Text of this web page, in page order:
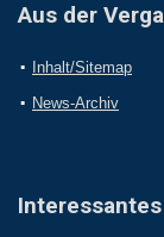
Aus der
Inhalt/Sitemap
News-Archiv
Interessantes